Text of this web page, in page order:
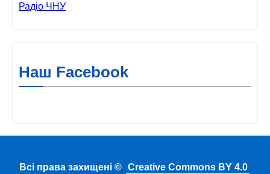
Радіо ЧНУ
Наш Facebook
Всі права захищені © Creative Commons BY 4.0